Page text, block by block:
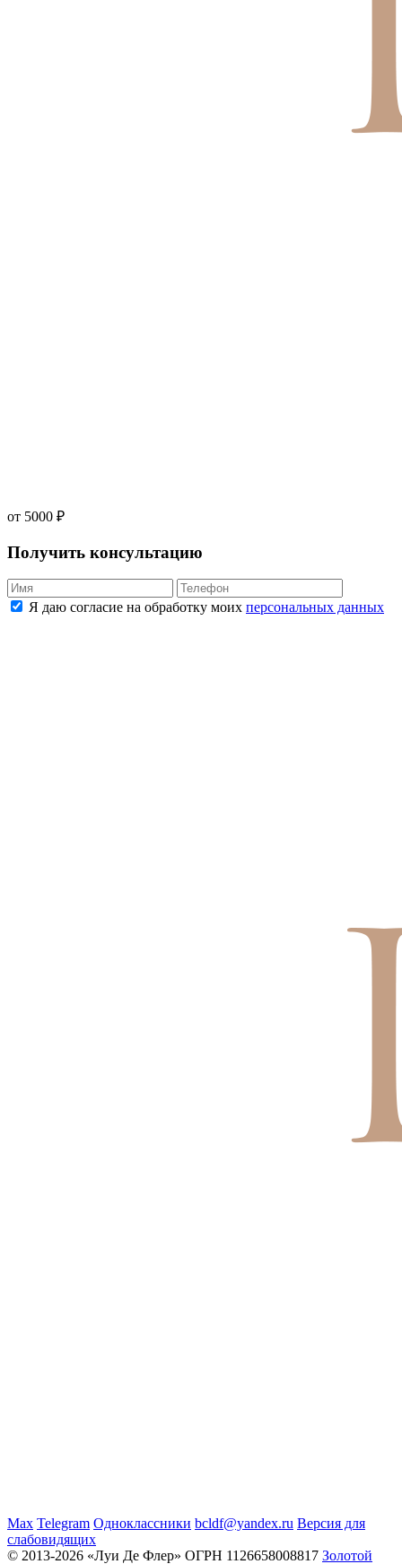
от 5000 ₽
Получить консультацию
Я даю согласие на обработку моих персональных данных
Max Telegram Одноклассники bcldf@yandex.ru Версия для
слабовидящих
© 2013-2026 «Луи Де Флер» ОГРН 1126658008817 Золотой